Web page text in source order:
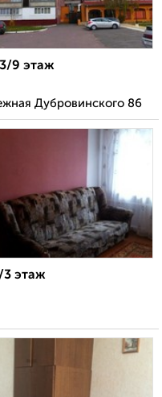
9 этаж
Дубровинского 86
3 этаж